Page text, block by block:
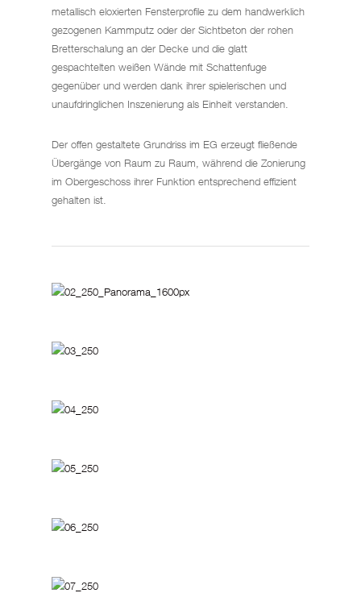
metallisch eloxierten Fensterprofile zu dem handwerklich
gezogenen Kammputz oder der Sichtbeton der rohen
Bretterschalung an der Decke und die glatt
gespachtelten weißen Wände mit Schattenfuge
gegenüber und werden dank ihrer spielerischen und
unaufdringlichen Inszenierung als Einheit verstanden.
Der offen gestaltete Grundriss im EG erzeugt fließende
Übergänge von Raum zu Raum, während die Zonierung
im Obergeschoss ihrer Funktion entsprechend effizient
gehalten ist.